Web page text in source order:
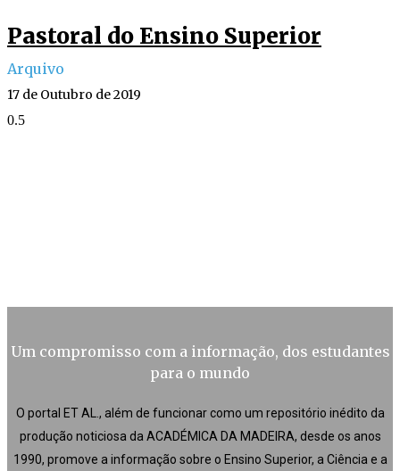
Pastoral do Ensino Superior
Arquivo
17 de Outubro de 2019
Um compromisso com a informação, dos estudantes
para o mundo
O portal ET AL., além de funcionar como um repositório inédito da
produção noticiosa da ACADÉMICA DA MADEIRA, desde os anos
1990, promove a informação sobre o Ensino Superior, a Ciência e a